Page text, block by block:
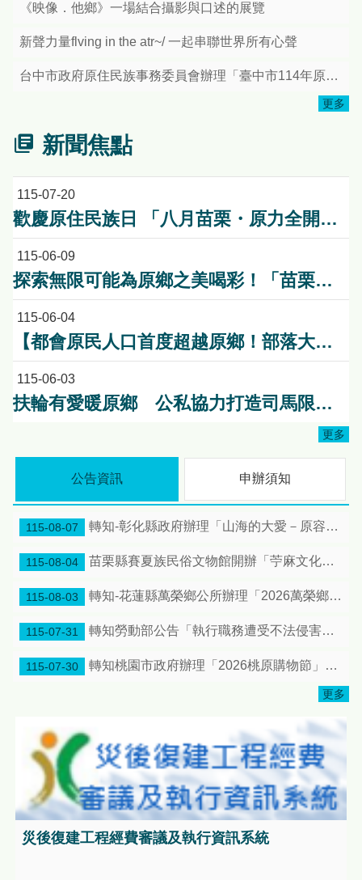
《映像．他鄉》一場結合攝影與口述的展覽
新聲力量flving in the atr~/ 一起串聯世界所有心聲
台中市政府原住民族事務委員會辦理「臺中市114年原住民族日—mapacun看見原視界影片徵選」活動，請踴躍報名參加!
更多
新聞焦點
115-07-20
歡慶原住民族日 「八月苗栗・原力全開！」 原民八月系列活動熱情登場 傳統競技、特展、手作一次體驗
115-06-09
探索無限可能為原鄉之美喝彩！「苗栗原鄉嘉年華～High Fun 苗栗 Chill 起來」活動前記者會暨苗栗原鄉競賽頒獎典禮!
115-06-04
【都會原民人口首度超越原鄉！部落大學啟動「雙軌教育」新模式】
115-06-03
扶輪有愛暖原鄉 公私協力打造司馬限文健站安心照護環境
更多
公告資訊 申辦須知
115-08-07 轉知-彰化縣政府辦理「山海的大愛－原容之美：第十屆台灣原住民海報雙年展」彰化縣原住民生活館巡迴特展
115-08-04 苗栗縣賽夏族民俗文物館開辦「苧麻文化人才培育」及「導覽人才研習課程」共同推廣在地原住民族文化傳承，邀請大家踴躍報名!
115-08-03 轉知-花蓮縣萬榮鄉公所辦理「2026萬榮鄉鄉長盃原住民傳統射箭邀請賽」日程更正案，惠請宣傳周知
115-07-31 轉知勞動部公告「執行職務遭受不法侵害預防指引」1份
115-07-30 轉知桃園市政府辦理「2026桃原購物節」相關資料
更多
災後復建工程經費審議及執行資訊系統